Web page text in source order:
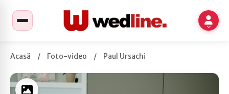
Acasă / Foto-video / Paul Ursachi